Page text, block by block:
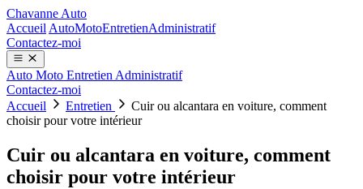
Chavanne Auto
Accueil AutoMotoEntretienAdministratif
Contactez-moi
Auto Moto Entretien Administratif
Contactez-moi
Accueil
Entretien
Cuir ou alcantara en voiture, comment
choisir pour votre intérieur
Cuir ou alcantara en voiture, comment
choisir pour votre intérieur